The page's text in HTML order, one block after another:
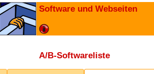
Software und Webseiten
A/B-Softwareliste